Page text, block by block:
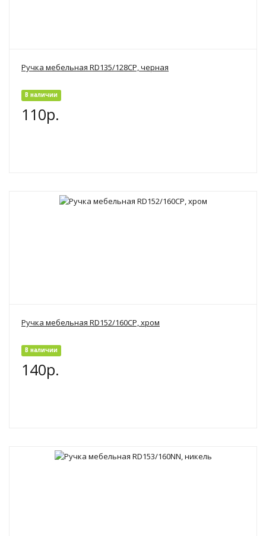
Ручка мебельная RD135/128CP, черная
В наличии
110р.
Ручка мебельная RD152/160CP, хром
В наличии
140р.